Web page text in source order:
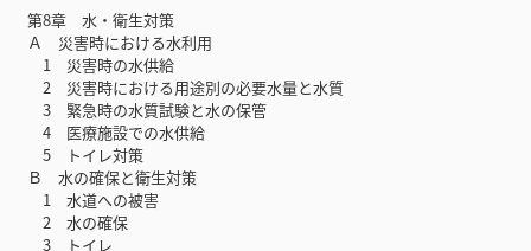
第8章 水・衛生対策
Ａ 災害時における水利用
1 災害時の水供給
2 災害時における用途別の必要水量と水質
3 緊急時の水質試験と水の保管
4 医療施設での水供給
5 トイレ対策
Ｂ 水の確保と衛生対策
1 水道への被害
2 水の確保
3 トイレ